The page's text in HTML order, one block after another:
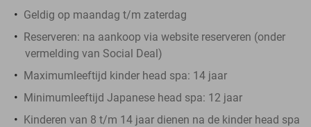
Geldig op maandag t/m zaterdag
Reserveren: na aankoop via website reserveren (onder
vermelding van Social Deal)
Maximumleeftijd kinder head spa: 14 jaar
Minimumleeftijd Japanese head spa: 12 jaar
Kinderen van 8 t/m 14 jaar dienen na de kinder head spa